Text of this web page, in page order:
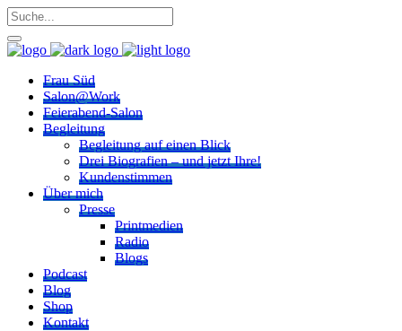
Frau Süd
Salon@Work
Feierabend-Salon
Begleitung
Begleitung auf einen Blick
Drei Biografien – und jetzt Ihre!
Kundenstimmen
Über mich
Presse
Printmedien
Radio
Blogs
Podcast
Blog
Shop
Kontakt